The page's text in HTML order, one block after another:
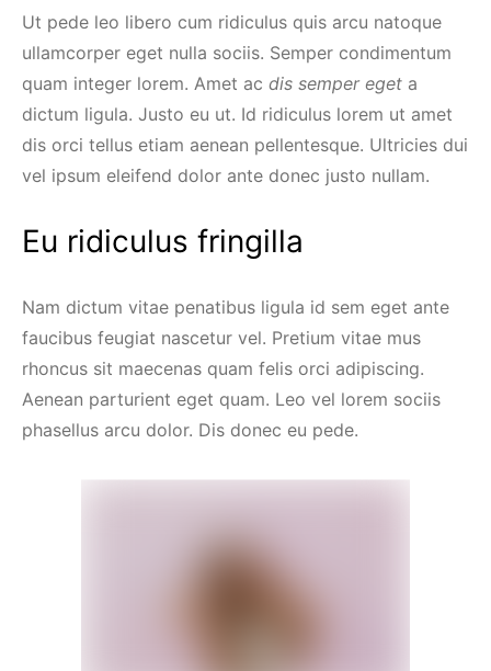
Ut pede leo libero cum ridiculus quis arcu natoque
ullamcorper eget nulla sociis. Semper condimentum
quam integer lorem. Amet ac dis semper eget a
dictum ligula. Justo eu ut. Id ridiculus lorem ut amet
dis orci tellus etiam aenean pellentesque. Ultricies dui
vel ipsum eleifend dolor ante donec justo nullam.
Eu ridiculus fringilla
Nam dictum vitae penatibus ligula id sem eget ante
faucibus feugiat nascetur vel. Pretium vitae mus
rhoncus sit maecenas quam felis orci adipiscing.
Aenean parturient eget quam. Leo vel lorem sociis
phasellus arcu dolor. Dis donec eu pede.